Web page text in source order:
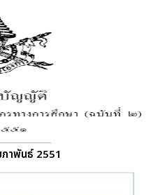
าพันธ์ 2551